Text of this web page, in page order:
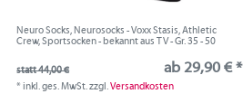
Neuro Socks, Neurosocks - Voxx Stasis, Athletic
Crew, Sportsocken - bekannt aus TV - Gr. 35 - 50
statt 44,00 € ab 29,90 € *
*inkl. ges. MwSt.zzgl.Versandkosten